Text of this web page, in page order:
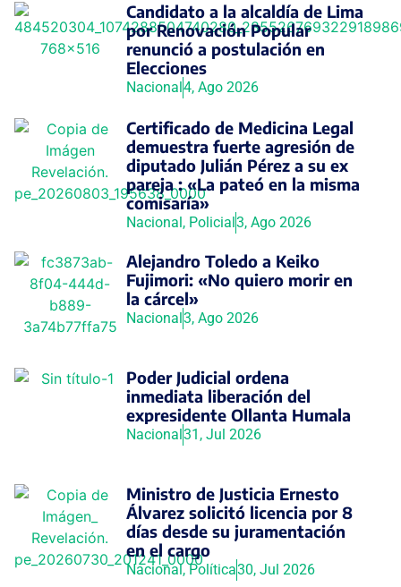
Candidato a la alcaldía de Lima
por Renovación Popular
renunció a postulación en
Elecciones
Nacional4, Ago 2026
Certificado de Medicina Legal
demuestra fuerte agresión de
diputado Julián Pérez a su ex
pareja : «La pateó en la misma
comisaría»
Nacional, Policial3, Ago 2026
Alejandro Toledo a Keiko
Fujimori: «No quiero morir en
la cárcel»
Nacional3, Ago 2026
Poder Judicial ordena
inmediata liberación del
expresidente Ollanta Humala
Nacional31, Jul 2026
Ministro de Justicia Ernesto
Álvarez solicitó licencia por 8
días desde su juramentación
en el cargo
Nacional,Política30, Jul 2026